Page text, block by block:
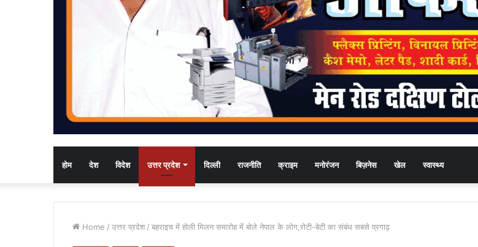
होम देश विदेश उत्तर प्रदेश दिल्ली राजनीति क्राइम मनोरंजन बिज़नेस खेल स्वास्थ्य
Home / उत्तर प्रदेश / बहराइच में होली मिलन समारोह में बोले नेपाल के लोग,रोटी-बेटी का संबंध सबसे प्रगाढ़